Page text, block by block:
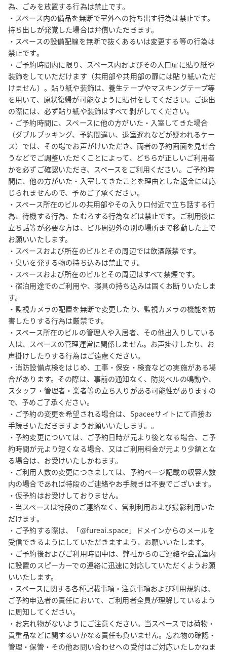
【同運営者管理スペースのご紹介】
弊社グループでは、主に都心に以下の会議室を展開しておりま
す。駅から徒歩２分圏内の立地を中心に、圧倒的な安さと利便性
を実現していますので、是非ご利用くださいませ。
https://www.spacee.jp/listings/provider/1928
https://www.spacee.jp/listings/provider/2720
https://www.spacee.jp/listings/provider/5634
【お願い】
低価格のサービスを実現するために、完全無人運営を行ってお
り、問い合わせにも原則メッセージで対応させていただいており
ます。その点ご理解・ご了承ください。
為、ごみを放置する行為は禁止です。
・スペース内の備品を無断で室外への持ち出す行為は禁止です。
持ち出しが発覚した場合は弁償いただきます。
・スペースの設備配線を無断で抜くあるいは変更する等の行為は
禁止です。
・ご予約時間内に限り、スペース内およびその入口扉に貼り紙や
装飾をしていただけます（共用部や共用部の扉には貼り紙いただ
けません）。貼り紙や装飾は、養生テープやマスキングテープ等
を用いて、原状復帰が可能なように貼付をしてください。ご退出
の際には、必ず貼り紙や装飾はすべて剥がしてください。
・ご予約時間に、スペースに他の方がいた・入室してきた場合
（ダブルブッキング、予約間違い、退室遅れなどが疑われるケー
ス）では、その場でお声がけいただき、両者の予約画面を見せ合
うなどでご調整いただくことによって、どちらが正しいご利用者
かを必ずご確認いただき、スペースをご利用ください。ご予約時
間に、他の方がいた・入室してきたことを理由とした返金には応
じられませんので、予めご了承ください。
・スペース所在のビルの共用部やその入り口付近で立ち話する行
為、待機する行為、たむろする行為などは禁止です。ご利用後に
立ち話等が必要な方は、ビル周辺外の別の場所まで移動した上で
お願いいたします。
・スペースおよび所在のビルとその周辺では飲酒厳禁です。
・臭いを発する物の持ち込みは禁止です。
・スペースおよび所在のビルとその周辺はすべて禁煙です。
・宿泊用途でのご利用や、寝具の持ち込みは固くお断りいたしま
す。
・監視カメラの配置を無断で変更したり、監視カメラの機能を妨
害したりする行為は厳禁です。
・スペース所在のビルの管理人や入居者、その他出入りしている
人は、スペースの管理運営に関係しません。お声掛けしたり、お
声掛けしたりする行為はご遠慮ください。
・消防設備点検をはじめ、工事・保安・検査などの実施がある場
合があります。その際は、事前の通知なく、防災ベルの鳴動や、
スタッフ・管理者・業者等の立ち入りがある可能性がありますの
で、予めご了承ください。
・ご予約の変更を希望される場合は、Spaceeサイトにて直接お
手続きいただきますようお願いいたします。。
・予約変更については、ご予約日時が元より後となる場合、ご予
約時間が元より短くなる場合、又はご利用料金が元より少額とな
る場合は、お受けいたしかねます。
・ご利用人数の変更につきましては、予約ページ記載の収容人数
内の場合であれば特段のご連絡やお手続きは不要でございます。
・仮予約はお受けしておりません。
・当スペースは特段のご連絡なく、営利利用および撮影利用いた
だけます。
・ご予約する際は、「@fureai.space」ドメインからのメールを
受信できるようにしていただきますよう、お願いいたします。
・ご予約後およびご利用時間中は、弊社からのご連絡や会議室内
に設置のスピーカーでの連絡に迅速に対応していただくようお願
いいたします。
・スペースに関する各種記載事項・注意事項および利用規約は、
ご予約申込者の責任において、ご利用者全員が理解しているよう
に周知してください。
・お忘れ物がないようにご注意ください。当スペースでは荷物・
貴重品などに関するいかなる責任も負いません。忘れ物の確認・
管理・保管・その他お問い合わせへの受付はご対応いたしかねま